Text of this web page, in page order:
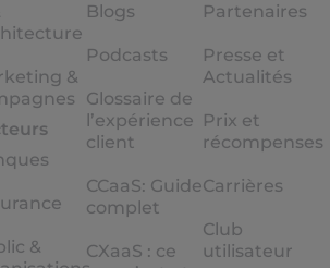
&
&
Blogs
Podcasts
Glossaire de
l’expérience
client
CCaaS: Guide
complet
CXaaS : ce
Partenaires
Presse et
Actualités
Prix et
récompenses
Carrières
Club
utilisateur